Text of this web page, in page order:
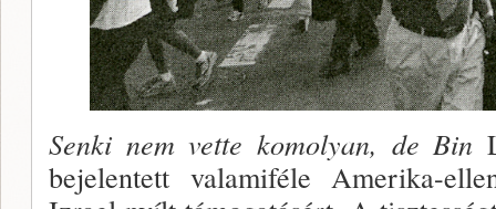
Senki nem vette komolyan, de Bin
bejelentett valamiféle Amerika-